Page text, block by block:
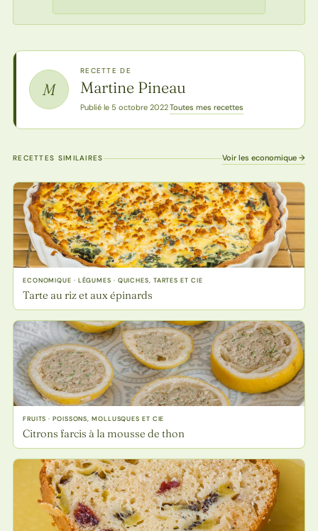
M
RECETTE DE
Martine Pineau
Publié le 5 octobre 2022·Toutes mes recettes
RECETTES SIMILAIRES Voir les economique →
ECONOMIQUE · LÉGUMES · QUICHES, TARTES ET CIE
Tarte au riz et aux épinards
FRUITS · POISSONS, MOLLUSQUES ET CIE
Citrons farcis à la mousse de thon